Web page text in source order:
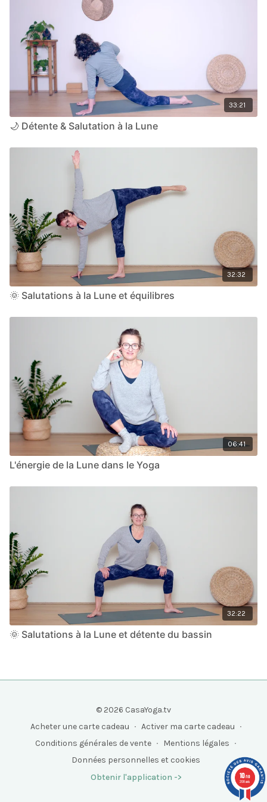
techniques de respiration et de la relaxation.
Cette approche simple et accessible à tous les niveaux et
pour tous les âges vous aidera à équilibrer votre
système hormonal, à diminuer le stress, à rebooster
votre charme et à vous reconnecter avec votre femme
intérieure.
33:21
🌙 Détente & Salutation à la Lune
32:32
🌞 Salutations à la Lune et équilibres
06:41
L'énergie de la Lune dans le Yoga
32:22
🌞 Salutations à la Lune et détente du bassin
© 2026 CasaYoga.tv
Acheter une carte cadeau ∙ Activer ma carte cadeau ∙
Conditions générales de vente ∙ Mentions légales ∙
Données personnelles et cookies
Obtenir l'application ->
10/10
208 avis